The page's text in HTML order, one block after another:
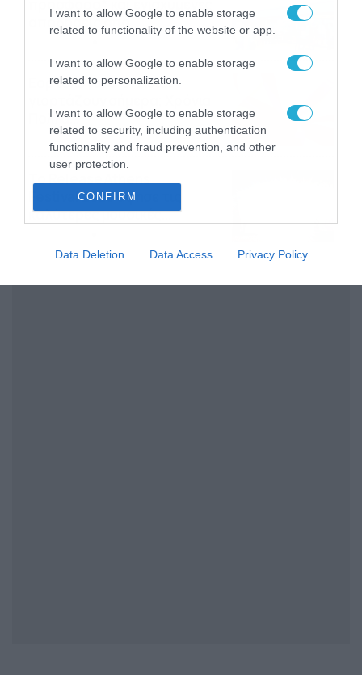
I want to allow Google to enable storage
related to functionality of the website or app.
I want to allow Google to enable storage
related to personalization.
I want to allow Google to enable storage
related to security, including authentication
functionality and fraud prevention, and other
user protection.
CONFIRM
Data Deletion Data Access Privacy Policy
προσφορά* και ενισχυμένες
αποδόσεις από
το Pamestoixima.gr
Εορτολόγιο 6-8: Ποιοι
Πολλά…
06/08/2026 08:05
Το Release Athens
Festival 2026 άφησε τις
καλύτερες μουσικές